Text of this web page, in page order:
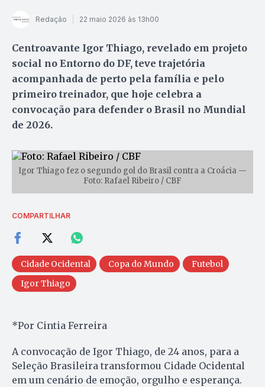
Redação 22 maio 2026 às 13h00
Centroavante Igor Thiago, revelado em projeto
social no Entorno do DF, teve trajetória
acompanhada de perto pela família e pelo
primeiro treinador, que hoje celebra a
convocação para defender o Brasil no Mundial
de 2026.
Igor Thiago fez o segundo gol do Brasil contra a Croácia —
Foto: Rafael Ribeiro / CBF
COMPARTILHAR
Cidade Ocidental Copa do Mundo
Futebol
Igor Thiago
*Por Cintia Ferreira
A convocação de Igor Thiago, de 24 anos, para a
Seleção Brasileira transformou Cidade Ocidental
em um cenário de emoção, orgulho e esperança.